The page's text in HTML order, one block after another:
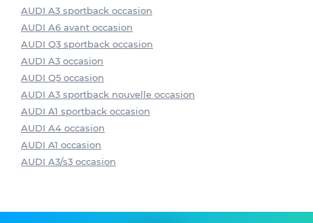
AUDI A3 sportback occasion
AUDI A6 avant occasion
AUDI Q3 sportback occasion
AUDI A3 occasion
AUDI Q5 occasion
AUDI A3 sportback nouvelle occasion
AUDI A1 sportback occasion
AUDI A4 occasion
AUDI A1 occasion
AUDI A3/s3 occasion